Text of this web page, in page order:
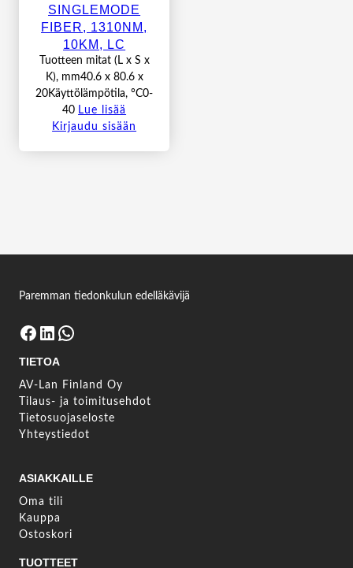
SINGLEMODE
FIBER, 1310NM,
10KM, LC
Tuotteen mitat (L x S x
K), mm40.6 x 80.6 x
20Käyttölämpötila, °C0-
40 Lue lisää
Kirjaudu sisään
Paremman tiedonkulun edelläkävijä
Facebook LinkedIn WhatsApp
TIETOA
AV-Lan Finland Oy
Tilaus- ja toimitusehdot
Tietosuojaseloste
Yhteystiedot
ASIAKKAILLE
Oma tili
Kauppa
Ostoskori
TUOTTEET